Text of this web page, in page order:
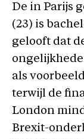
De in Parijs
(23) is
gelooft dat
als
terwijl de
London
Brexit-